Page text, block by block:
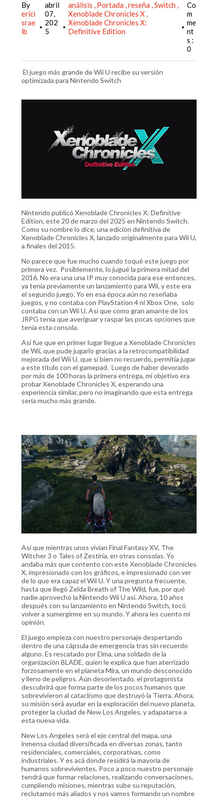
By
erici
srae
lb
•
abril
07,
202
5
•
análisis Portada reseña Switch
Xenoblade Chronicles X
Xenoblade Chronicles X:
Definitive Edition
•
Co
m
me
nt
s :
0
El juego más grande de Wii U recibe su versión
optimizada para Nintendo Switch
Nintendo publicó Xenoblade Chronicles X: Definitive
Edition, este 20 de marzo del 2025 en Nintendo Switch.
Como su nombre lo dice, una edición definitiva de
Xenoblade Chronicles X, lanzado originalmente para Wii U,
a finales del 2015.
No parece que fue mucho cuando toqué este juego por
primera vez. Posiblemente, lo jugué la primera mitad del
2016. No era una una IP muy conocida para ese entonces,
ya tenía previamente un lanzamiento para Wii, y este era
el segundo juego. Yo en esa época aún no reseñaba
juegos, y no contaba con PlayStation 4 ni Xbox One, solo
contaba con un Wii U. Así que como gran amante de los
JRPG tenía que averiguar y raspar las pocas opciones que
tenía esta consola.
Así fue que en primer lugar llegue a Xenoblade Chronicles
de Wii, que pude jugarlo gracias a la retrocompatibilidad
mejorada del Wii U, que si bien no recuerdo, permitía jugar
a este título con el gamepad. Luego de haber devorado
por más de 100 horas la primera entrega, mi objetivo era
probar Xenoblade Chronicles X, esperando una
experiencia similar, pero no imaginando que esta entrega
sería mucho más grande.
Así que mientras unos vivían Final Fantasy XV, The
Witcher 3 o Tales of Zestiria, en otras consolas. Yo
andaba más que contento con este Xenoblade Chronicles
X, impresionado con los gráficos, e impresionado con ver
de lo que era capaz el Wii U. Y una pregunta frecuente,
hasta que llegó Zelda Breath of The Wild, fue, por qué
nadie aprovechó la Nintendo Wii U así. Ahora, 10 años
después con su lanzamiento en Nintendo Switch, tocó
volver a sumergirme en su mundo. Y ahora les cuento mi
opinión.
El juego empieza con nuestro personaje despertando
dentro de una cápsula de emergencia tras sin recuerdo
alguno. Es rescatado por Elma, una soldado de la
organización BLADE, quien le explica que han aterrizado
forzosamente en el planeta Mira, un mundo desconocido
y lleno de peligros. Aún desorientado, el protagonista
descubrirá que forma parte de los pocos humanos que
sobrevivieron al cataclismo que destruyó la Tierra. Ahora,
su misión será ayudar en la exploración del nuevo planeta,
proteger la ciudad de New Los Angeles, y adapatarse a
esta nueva vida.
New Los Angeles será el eje central del mapa, una
inmensa ciudad diversificada en diversas zonas, tanto
residenciales, comerciales, corporativas, como
industriales. Y es acá donde residirá la mayoría de
humanos sobrevivientes. Poco a poco nuestro personaje
tendrá que formar relaciones, realizando conversaciones,
cumpliendo misiones, mientras sube su reputación,
reclutamos más aliados y nos vamos formando un nombre